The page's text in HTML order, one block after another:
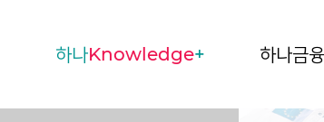
하나Knowledge+ 하나금